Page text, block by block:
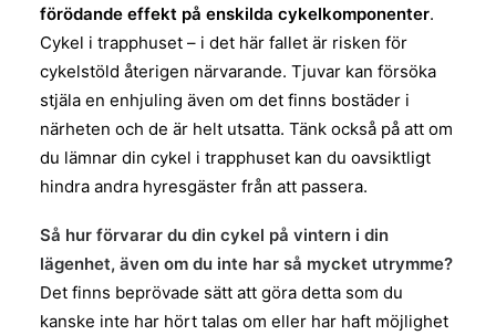
förödande effekt på enskilda cykelkomponenter.
Cykel i trapphuset – i det här fallet är risken för
cykelstöld återigen närvarande. Tjuvar kan försöka
stjäla en enhjuling även om det finns bostäder i
närheten och de är helt utsatta. Tänk också på att om
du lämnar din cykel i trapphuset kan du oavsiktligt
hindra andra hyresgäster från att passera.
Så hur förvarar du din cykel på vintern i din
lägenhet, även om du inte har så mycket utrymme?
Det finns beprövade sätt att göra detta som du
kanske inte har hört talas om eller har haft möjlighet